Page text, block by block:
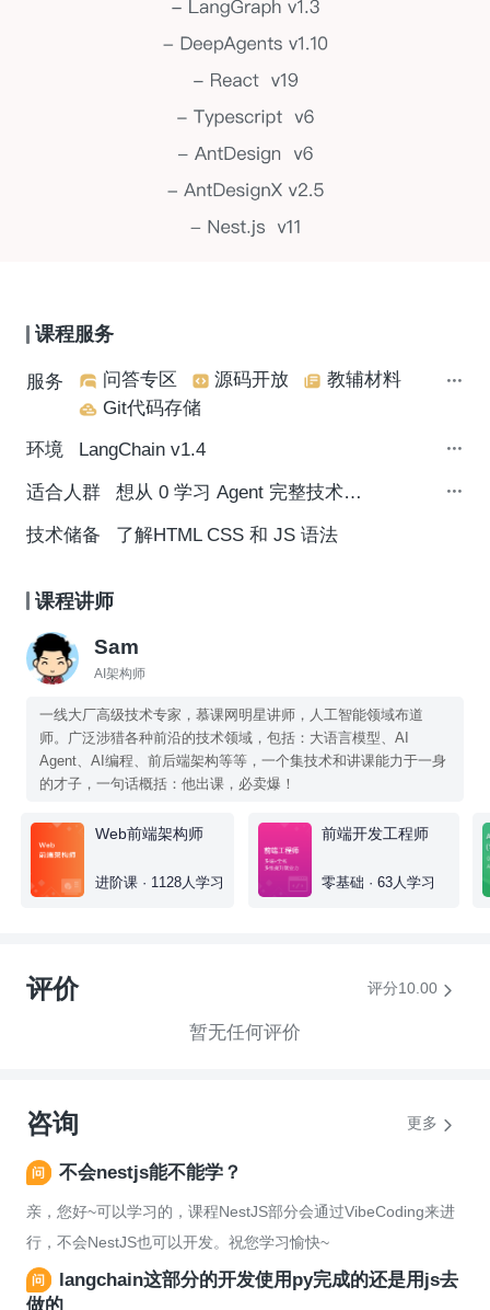
课程服务
服务 问答专区 源码开放
教辅材料
Git代码存储
环境
LangChain v1.4
适合人群 想从 0 学习 Agent 完整技术栈的同学
技术储备 了解HTML CSS 和 JS 语法
课程讲师
Sam
AI架构师
一线大厂高级技术专家，慕课网明星讲师，人工智能领域布道
师。广泛涉猎各种前沿的技术领域，包括：大语言模型、AI
Agent、AI编程、前后端架构等等，一个集技术和讲课能力于一身
的才子，一句话概括：他出课，必卖爆！
Web前端架构师
进阶课 · 1128人学习
前端开发工程师
零基础 · 63人学习
评价 评分10.00
暂无任何评价
咨询 更多
不会nestjs能不能学？
亲，您好~可以学习的，课程NestJS部分会通过VibeCoding来进
行，不会NestJS也可以开发。祝您学习愉快~
langchain这部分的开发使用py完成的还是用js去
做的